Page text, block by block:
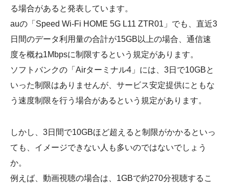
る場合があると発表しています。
auの「Speed Wi-Fi HOME 5G L11 ZTR01」でも、直近3
日間のデータ利用量の合計が15GB以上の場合、通信速
度を概ね1Mbpsに制限するという規定があります。
ソフトバンクの「Airターミナル4」には、3日で10GBと
いった制限はありませんが、サービス安定提供にともな
う速度制限を行う場合があるという規定があります。
しかし、3日間で10GBほど超えると制限がかかるといっ
ても、イメージできない人も多いのではないでしょう
か。
例えば、動画視聴の場合は、1GBで約270分視聴するこ